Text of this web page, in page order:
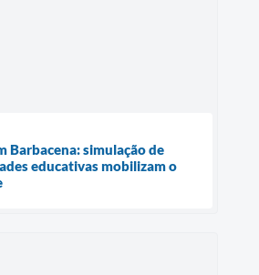
Barbacena: simulação de
educativas mobilizam o